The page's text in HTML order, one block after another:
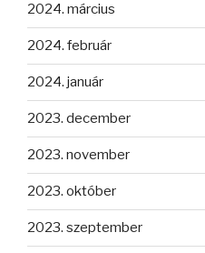
2024. március
2024. február
2024. január
2023. december
2023. november
2023. október
2023. szeptember